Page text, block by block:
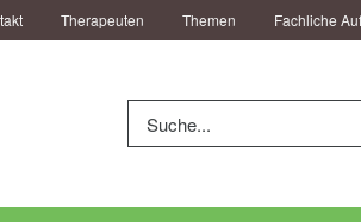
Therapeuten Themen Fachliche